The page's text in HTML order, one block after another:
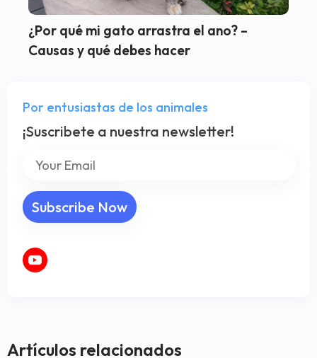
¿Por qué mi gato arrastra el ano? –
Causas y qué debes hacer
Por entusiastas de los animales
¡Suscribete a nuestra newsletter!
Artículos relacionados